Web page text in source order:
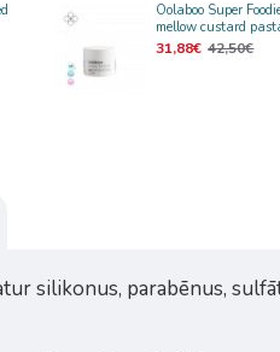
Oolaboo Super
mellow custard
31,88€ 42,50€
silikonus, parabēnus,